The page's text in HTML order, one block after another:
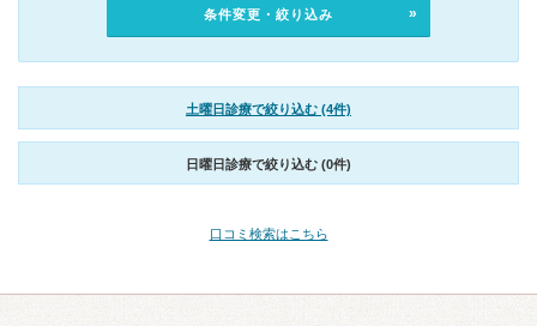
条件変更・絞り込み
土曜日診療で絞り込む (4件)
日曜日診療で絞り込む (0件)
口コミ検索はこちら